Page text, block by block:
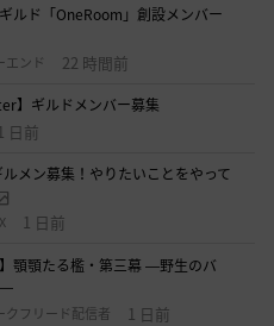
ルド「OneRoom」創設メンバー
エンド 22 時間前
】ギルドメンバー募集
日前
メン募集！やりたいことをやって
1 日前
】顎顎たる檻・第三幕 ―野生のバ
―
クフリード配信者 1 日前